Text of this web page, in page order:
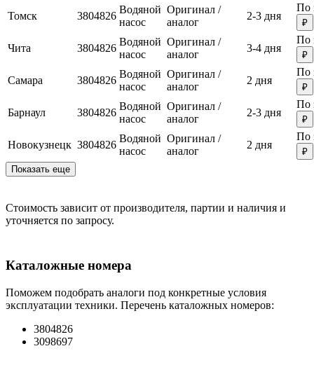
Томск 3804826
Водяной
насос
Оригинал /
аналог
2-3 дня
По
₽
Чита 3804826
Водяной
насос
Оригинал /
аналог
3-4 дня
По
₽
Самара 3804826
Водяной
насос
Оригинал /
аналог
2 дня
По
₽
Барнаул 3804826
Водяной
насос
Оригинал /
аналог
2-3 дня
По
₽
Новокузнецк 3804826
Водяной
насос
Оригинал /
аналог
2 дня
По
₽
Показать еще
Стоимость зависит от производителя, партии и наличия и
уточняется по запросу.
Каталожные номера
Поможем подобрать аналоги под конкретные условия
эксплуатации техники. Перечень каталожных номеров:
3804826
3098697